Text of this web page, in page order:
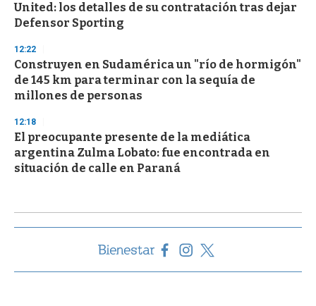
United: los detalles de su contratación tras dejar
Defensor Sporting
12:22
Construyen en Sudamérica un "río de hormigón"
de 145 km para terminar con la sequía de
millones de personas
12:18
El preocupante presente de la mediática
argentina Zulma Lobato: fue encontrada en
situación de calle en Paraná